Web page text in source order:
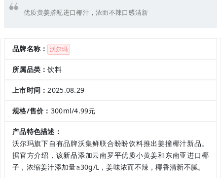
优质黄姜搭配进口椰汁，浓而不辣口感清新
品牌名称： 沃尔玛
所属品类：饮料
上市时间：2025.08.29
规格/售价： 300ml/4.99元
产品特色描述：
沃尔玛旗下自有品牌沃集鲜联合盼盼饮料推出姜撞椰汁新品。
据官方介绍，该新品添加云南罗平优质小黄姜和东南亚进口椰
子，浓缩姜汁添加量≥30g/L，姜味浓而不辣，椰香清新不腻。